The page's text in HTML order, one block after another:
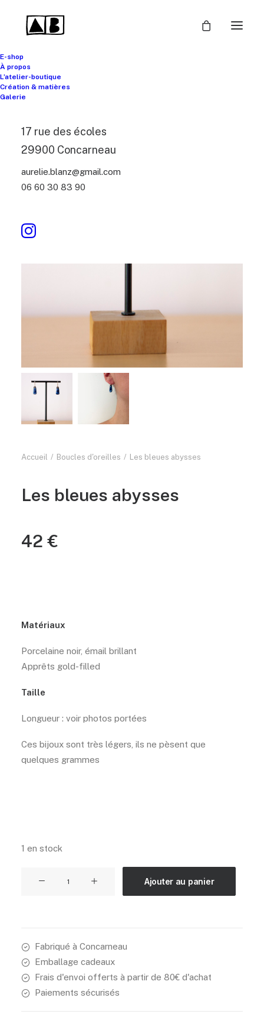
E-shop
À propos
L’atelier-boutique
Création & matières
Galerie
17 rue des écoles
29900 Concarneau
aurelie.blanz@gmail.com
06 60 30 83 90
Accueil Boucles d'oreilles Les bleues abysses
Les bleues abysses
42 €
Matériaux
Porcelaine noir, émail brillant
Apprêts gold-filled
Taille
Longueur : voir photos portées
Ces bijoux sont très légers, ils ne pèsent que
quelques grammes
1 en stock
Ajouter au panier
Fabriqué à Concarneau
Emballage cadeaux
Frais d'envoi offerts à partir de 80€ d'achat
Paiements sécurisés